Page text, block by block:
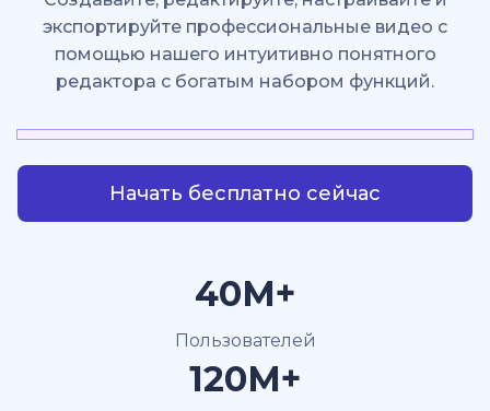
экспортируйте профессиональные видео с
помощью нашего интуитивно понятного
редактора с богатым набором функций.
Начать бесплатно сейчас
40M+
Пользователей
120M+